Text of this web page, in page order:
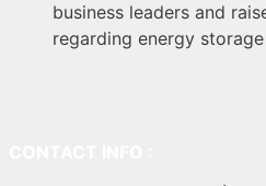
business leaders and
regarding energy